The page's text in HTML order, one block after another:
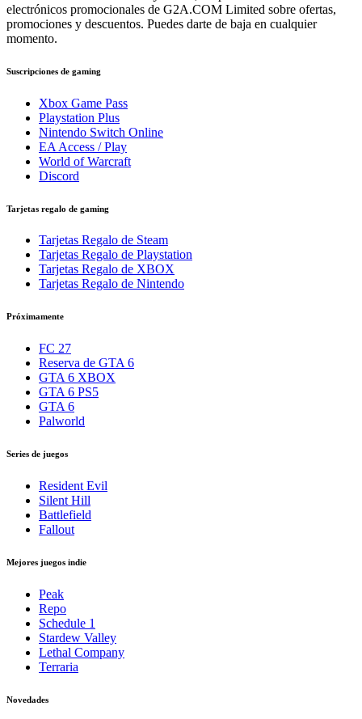
electrónicos promocionales de G2A.COM Limited sobre ofertas,
promociones y descuentos. Puedes darte de baja en cualquier
momento.
Suscripciones de gaming
Xbox Game Pass
Playstation Plus
Nintendo Switch Online
EA Access / Play
World of Warcraft
Discord
Tarjetas regalo de gaming
Tarjetas Regalo de Steam
Tarjetas Regalo de Playstation
Tarjetas Regalo de XBOX
Tarjetas Regalo de Nintendo
Próximamente
FC 27
Reserva de GTA 6
GTA 6 XBOX
GTA 6 PS5
GTA 6
Palworld
Series de juegos
Resident Evil
Silent Hill
Battlefield
Fallout
Mejores juegos indie
Peak
Repo
Schedule 1
Stardew Valley
Lethal Company
Terraria
Novedades